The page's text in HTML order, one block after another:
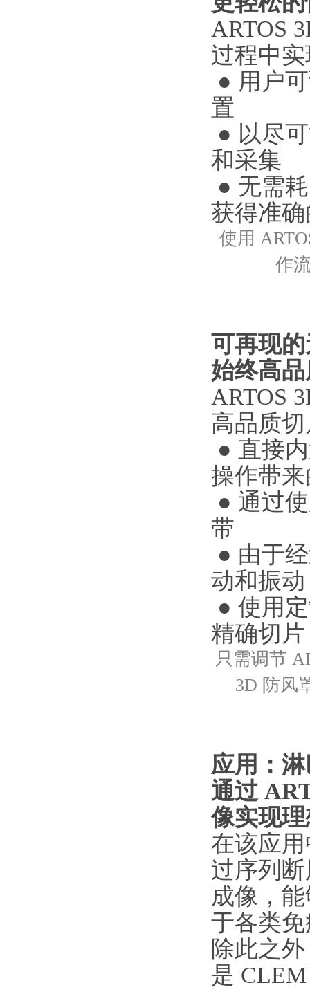
ARTOS
过程中
● 用户
置
● 以尽
和采集
● 无需
获得准
使用
作
可再现
始终高
ARTOS
高品质
● 直接
操作带
● 通过
带
● 由于
动和振
● 使用
精确切片
只需调节
3D 防风
应用：
通过
像实现
在该应
过序列
成像，
于各类
除此之
是